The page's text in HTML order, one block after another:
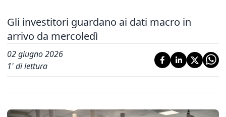
Gli investitori guardano ai dati macro in
arrivo da mercoledì
02 giugno 2026
1' di lettura